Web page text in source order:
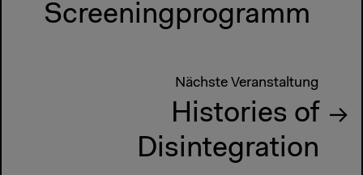
Screeningprogramm
Nächste Veranstaltung
Histories of
Disintegration